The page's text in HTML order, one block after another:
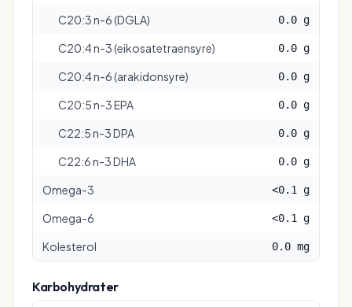
C20:3 n-6 (DGLA) 0.0 g
C20:4 n-3 (eikosatetraensyre) 0.0 g
C20:4 n-6 (arakidonsyre) 0.0 g
C20:5 n-3 EPA 0.0 g
C22:5 n-3 DPA 0.0 g
C22:6 n-3 DHA 0.0 g
Omega-3 <0.1 g
Omega-6 <0.1 g
Kolesterol 0.0 mg
Karbohydrater